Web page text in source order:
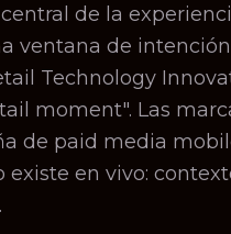
de la
ventana de
Technology
moment". Las
de paid media
en vivo: